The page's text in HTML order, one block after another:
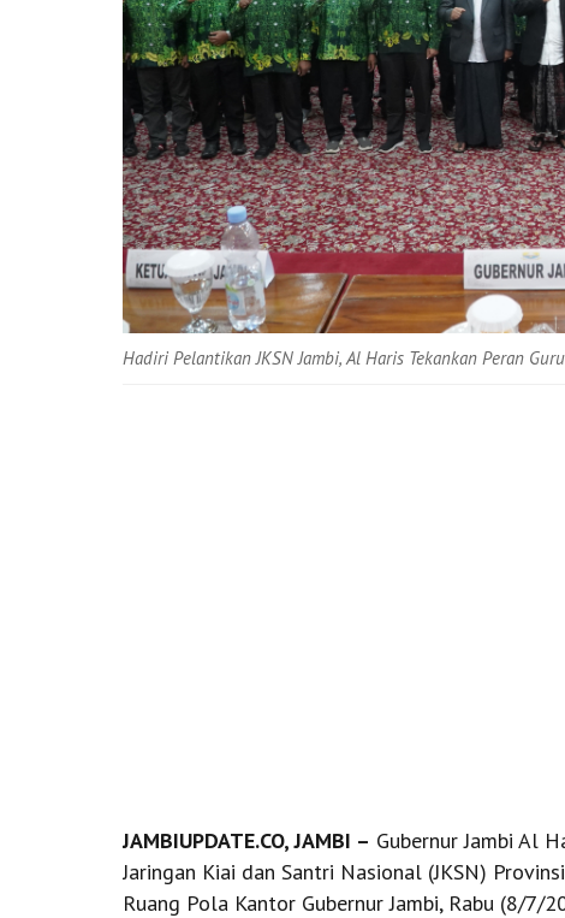
Hadiri Pelantikan JKSN Jambi, Al Haris Tekankan Peran
JAMBIUPDATE.CO, JAMBI – Gubernur Jambi Al
Jaringan Kiai dan Santri Nasional (JKSN)
Ruang Pola Kantor Gubernur Jambi, Rabu (8/7/